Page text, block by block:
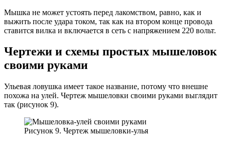
Мышка не может устоять перед лакомством, равно, как и
выжить после удара током, так как на втором конце провода
ставится вилка и включается в сеть с напряжением 220 вольт.
Чертежи и схемы простых мышеловок
своими руками
Ульевая ловушка имеет такое название, потому что внешне
похожа на улей. Чертеж мышеловки своими руками выглядит
так (рисунок 9).
Рисунок 9. Чертеж мышеловки-улья